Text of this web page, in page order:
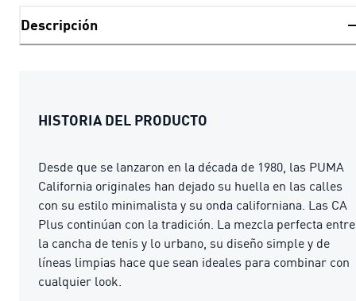
Descripción
HISTORIA DEL PRODUCTO
Desde que se lanzaron en la década de 1980, las PUMA
California originales han dejado su huella en las calles
con su estilo minimalista y su onda californiana. Las CA
Plus continúan con la tradición. La mezcla perfecta entre
la cancha de tenis y lo urbano, su diseño simple y de
líneas limpias hace que sean ideales para combinar con
cualquier look.